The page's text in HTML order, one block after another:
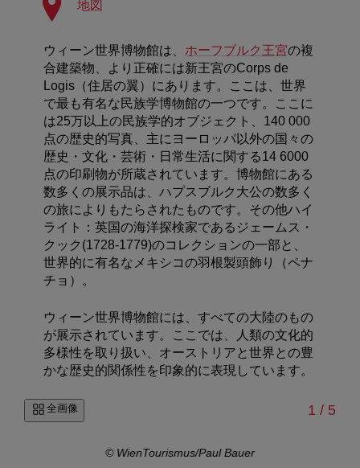
地図
ウィーン世界博物館は、 ホーフブルク王宮の複
合建築物、より正確には新王宮のCorps de
Logis（住居の翼）にあります。ここは、世界
で最も有名な民族学博物館の一つです。ここに
は25万以上の民族学的オブジェクト、140 000
点の歴史的写真、主にヨーロッパ以外の国々の
歴史・文化・芸術・日常生活に関する14 6000
点の印刷物が所蔵されています。博物館にある
数多くの展示品は、ハプスブルク大公の数多く
の旅によりもたらされたものです。その他ハイ
ライト：英国の海洋探検家であるジェームス・
クック(1728-1779)のコレクションの一部と、
世界的に有名なメキシコの羽根製頭飾り（ペナ
チョ）。
ウィーン世界博物館には、すべての大陸のもの
が展示されています。ここでは、人類の文化的
多様性を取り扱い、オーストリアと世界との豊
かな歴史的関係性を印象的に表現しています。
全画像 1 // 5
© WienTourismus/Paul Bauer